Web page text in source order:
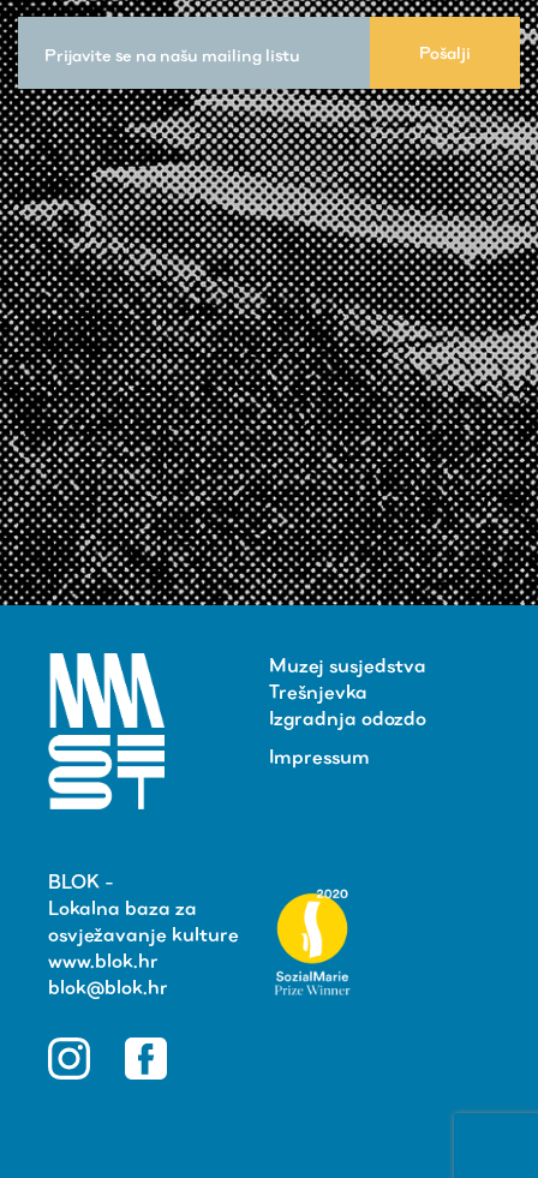
Muzej susjedstva
Trešnjevka
Izgradnja odozdo
Impressum
BLOK -
Lokalna baza za
osvježavanje kulture
www.blok.hr
blok@blok.hr